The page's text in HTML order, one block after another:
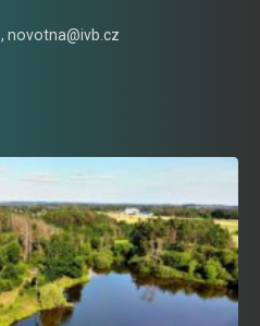
novotna@ivb.cz